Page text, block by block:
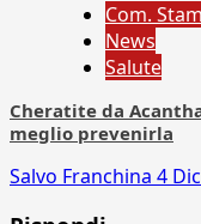
Com.
News
Salute
Cheratite da
meglio prevenirla
Salvo Franchina 4